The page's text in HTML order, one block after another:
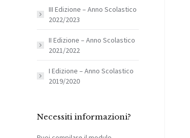
III Edizione – Anno Scolastico
2022/2023
II Edizione – Anno Scolastico
2021/2022
I Edizione – Anno Scolastico
2019/2020
Necessiti informazioni?